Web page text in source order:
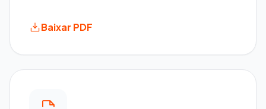
Baixar PDF